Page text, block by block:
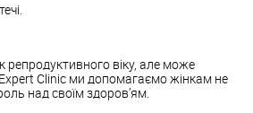
репродуктивного віку, але може
Clinic ми допомагаємо жінкам не
над своїм здоров’ям.